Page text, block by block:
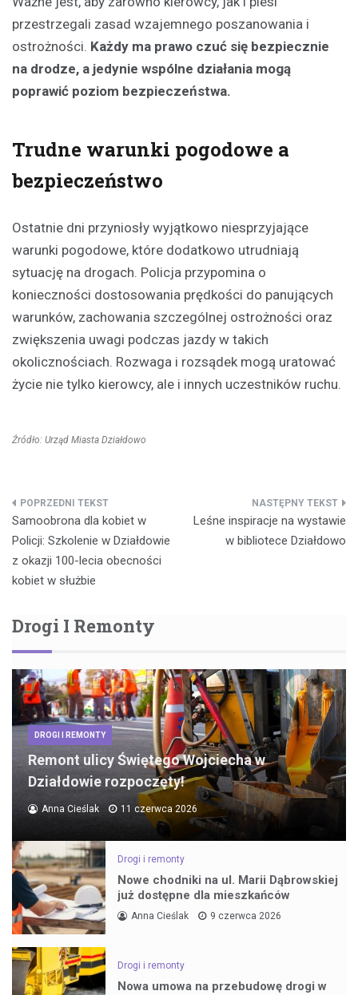
przestrzegali zasad wzajemnego poszanowania i
ostrożności. Każdy ma prawo czuć się bezpiecznie
na drodze, a jedynie wspólne działania mogą
poprawić poziom bezpieczeństwa.
Trudne warunki pogodowe a
bezpieczeństwo
Ostatnie dni przyniosły wyjątkowo niesprzyjające
warunki pogodowe, które dodatkowo utrudniają
sytuację na drogach. Policja przypomina o
konieczności dostosowania prędkości do panujących
warunków, zachowania szczególnej ostrożności oraz
zwiększenia uwagi podczas jazdy w takich
okolicznościach. Rozwaga i rozsądek mogą uratować
życie nie tylko kierowcy, ale i innych uczestników ruchu.
Źródło: Urząd Miasta Działdowo
Nawigacja
wpisu
Samoobrona dla kobiet w
Policji: Szkolenie w Działdowie
z okazji 100-lecia obecności
kobiet w służbie
Leśne inspiracje na wystawie
w bibliotece Działdowo
Drogi I Remonty
DROGI I REMONTY
Remont ulicy Świętego Wojciecha w
Działdowie rozpoczęty!
Anna Cieślak 11 czerwca 2026
Drogi i remonty
Nowe chodniki na ul. Marii Dąbrowskiej
już dostępne dla mieszkańców
Anna Cieślak 9 czerwca 2026
Drogi i remonty
Nowa umowa na przebudowę drogi w